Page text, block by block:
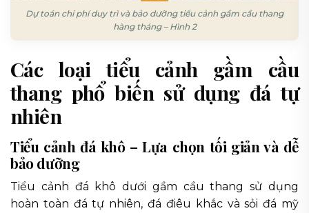
Dự toán chi phí duy trì và bảo dưỡng tiểu cảnh gầm cầu thang
hàng tháng – Hình 2
Các loại tiểu cảnh gầm cầu
thang phổ biến sử dụng đá tự
nhiên
Tiểu cảnh đá khô – Lựa chọn tối giản và dễ
bảo dưỡng
Tiểu cảnh đá khô dưới gầm cầu thang sử dụng
hoàn toàn đá tự nhiên, đá điêu khắc và sỏi đá mỹ